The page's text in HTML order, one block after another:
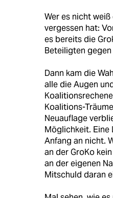
Wer es nicht
vergessen hat:
es bereits die
Beteiligten gegen
Dann kam die
alle die Augen
Koalitions-
Neuauflage
Möglichkeit. Eine
Anfang an nicht.
an der GroKo
an der eigenen
Mitschuld daran